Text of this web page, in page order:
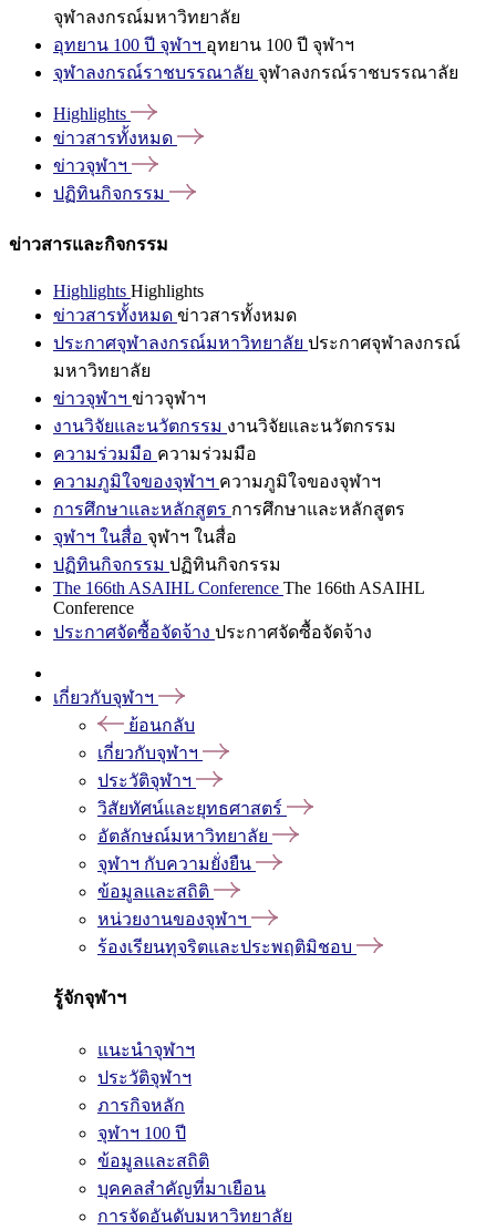
จุฬาลงกรณ์มหาวิทยาลัย
อุทยาน 100 ปี จุฬาฯ อุทยาน 100 ปี จุฬาฯ
จุฬาลงกรณ์ราชบรรณาลัย จุฬาลงกรณ์ราชบรรณาลัย
Highlights
ข่าวสารทั้งหมด
ข่าวจุฬาฯ
ปฏิทินกิจกรรม
ข่าวสารและกิจกรรม
Highlights Highlights
ข่าวสารทั้งหมด ข่าวสารทั้งหมด
ประกาศจุฬาลงกรณ์มหาวิทยาลัย ประกาศจุฬาลงกรณ์
มหาวิทยาลัย
ข่าวจุฬาฯ ข่าวจุฬาฯ
งานวิจัยและนวัตกรรม งานวิจัยและนวัตกรรม
ความร่วมมือ ความร่วมมือ
ความภูมิใจของจุฬาฯ ความภูมิใจของจุฬาฯ
การศึกษาและหลักสูตร การศึกษาและหลักสูตร
จุฬาฯ ในสื่อ จุฬาฯ ในสื่อ
ปฏิทินกิจกรรม ปฏิทินกิจกรรม
The 166th ASAIHL Conference The 166th ASAIHL
Conference
ประกาศจัดซื้อจัดจ้าง ประกาศจัดซื้อจัดจ้าง
เกี่ยวกับจุฬาฯ
ย้อนกลับ
เกี่ยวกับจุฬาฯ
ประวัติจุฬาฯ
วิสัยทัศน์และยุทธศาสตร์
อัตลักษณ์มหาวิทยาลัย
จุฬาฯ กับความยั่งยืน
ข้อมูลและสถิติ
หน่วยงานของจุฬาฯ
ร้องเรียนทุจริตและประพฤติมิชอบ
รู้จักจุฬาฯ
แนะนำจุฬาฯ
ประวัติจุฬาฯ
ภารกิจหลัก
จุฬาฯ 100 ปี
ข้อมูลและสถิติ
บุคคลสำคัญที่มาเยือน
การจัดอันดับมหาวิทยาลัย